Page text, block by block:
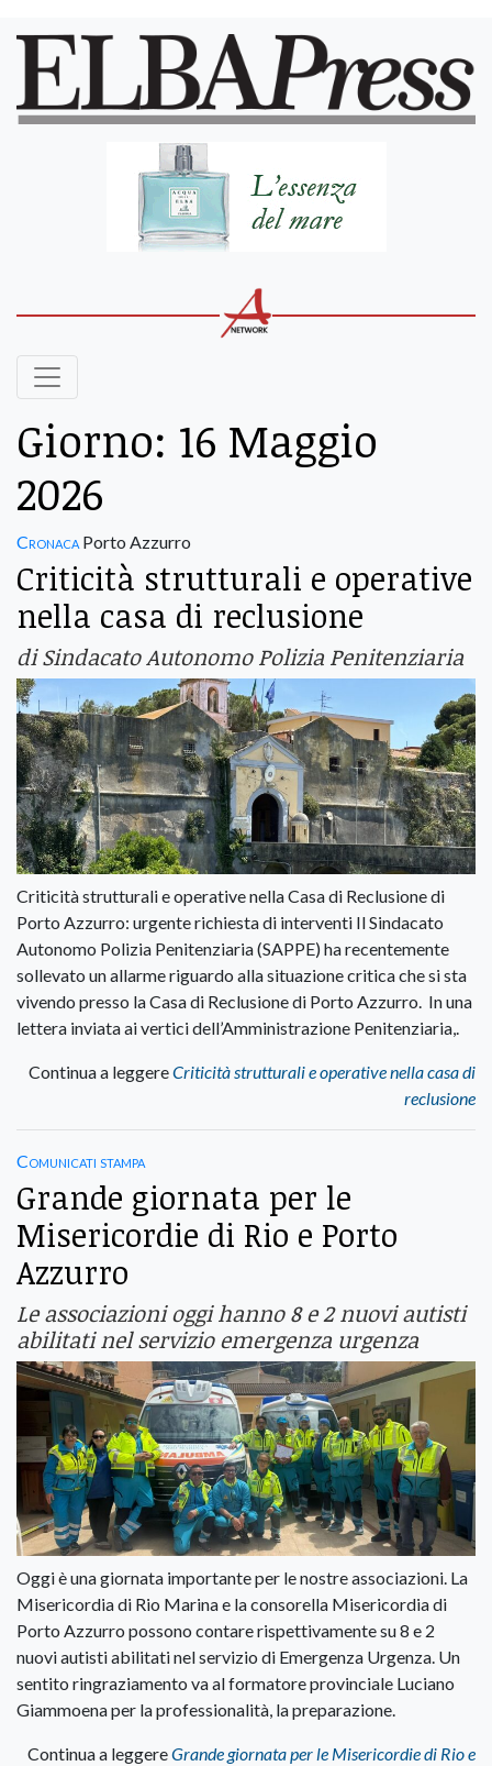
Giorno: 16 Maggio
2026
Cronaca Porto Azzurro
Criticità strutturali e operative
nella casa di reclusione
di Sindacato Autonomo Polizia Penitenziaria
Criticità strutturali e operative nella Casa di Reclusione di
Porto Azzurro: urgente richiesta di interventi Il Sindacato
Autonomo Polizia Penitenziaria (SAPPE) ha recentemente
sollevato un allarme riguardo alla situazione critica che si sta
vivendo presso la Casa di Reclusione di Porto Azzurro. In una
lettera inviata ai vertici dell’Amministrazione Penitenziaria,.
Continua a leggereCriticità strutturali e operative nella casa di
reclusione
Comunicati stampa
Grande giornata per le
Misericordie di Rio e Porto
Azzurro
Le associazioni oggi hanno 8 e 2 nuovi autisti
abilitati nel servizio emergenza urgenza
Oggi è una giornata importante per le nostre associazioni. La
Misericordia di Rio Marina e la consorella Misericordia di
Porto Azzurro possono contare rispettivamente su 8 e 2
nuovi autisti abilitati nel servizio di Emergenza Urgenza. Un
sentito ringraziamento va al formatore provinciale Luciano
Giammoena per la professionalità, la preparazione.
Continua a leggereGrande giornata per le Misericordie di Rio e